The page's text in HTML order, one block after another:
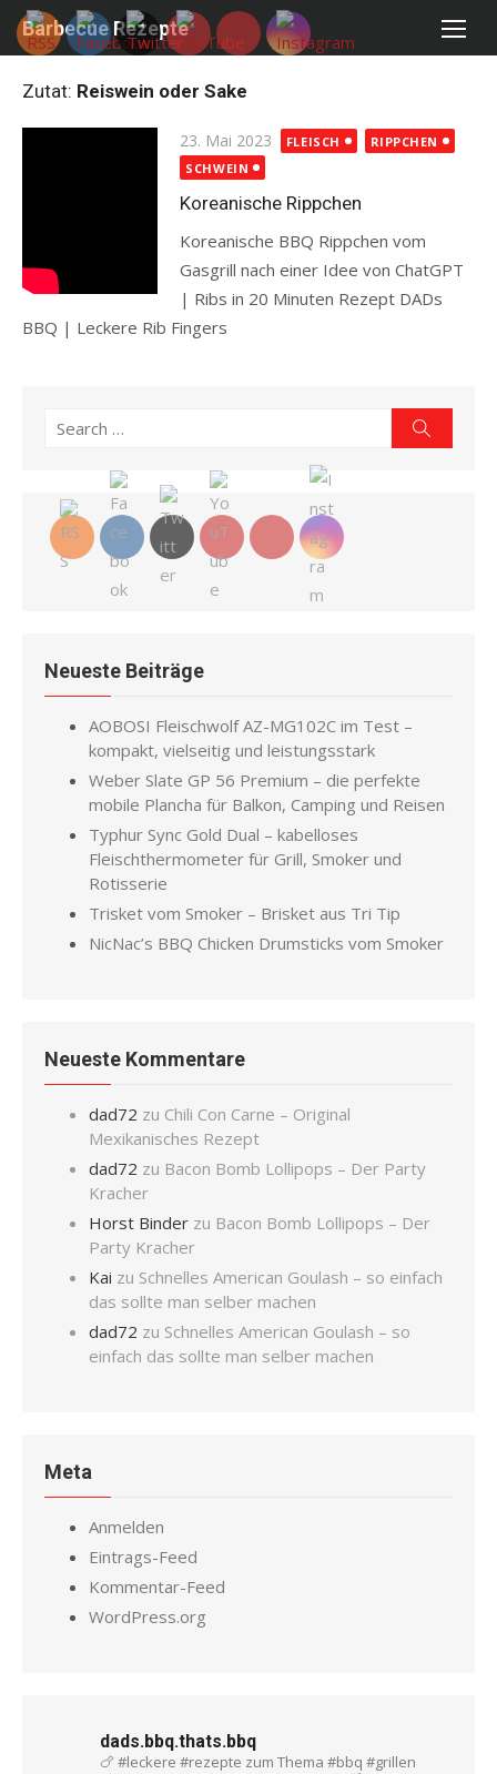
Skip
Barbecue Rezepte
Zutat: Reiswein oder Sake
Posted
on
23. Mai 2023 FLEISCH
RIPPCHEN
SCHWEIN
Koreanische Rippchen
Koreanische BBQ Rippchen vom
Gasgrill nach einer Idee von ChatGPT
| Ribs in 20 Minuten Rezept DADs
BBQ | Leckere Rib Fingers
Search
Neueste Beiträge
AOBOSI Fleischwolf AZ-MG102C im Test –
kompakt, vielseitig und leistungsstark
Weber Slate GP 56 Premium – die perfekte
mobile Plancha für Balkon, Camping und Reisen
Typhur Sync Gold Dual – kabelloses
Fleischthermometer für Grill, Smoker und
Rotisserie
Trisket vom Smoker – Brisket aus Tri Tip
NicNac’s BBQ Chicken Drumsticks vom Smoker
Neueste Kommentare
dad72 zu Chili Con Carne – Original
Mexikanisches Rezept
dad72 zu Bacon Bomb Lollipops – Der Party
Kracher
Horst Binder zu Bacon Bomb Lollipops – Der
Party Kracher
Kai zu Schnelles American Goulash – so einfach
das sollte man selber machen
dad72 zu Schnelles American Goulash – so
einfach das sollte man selber machen
Meta
Anmelden
Eintrags-Feed
Kommentar-Feed
WordPress.org
dads.bbq.thats.bbq
🍗 #leckere #rezepte zum Thema #bbq #grillen